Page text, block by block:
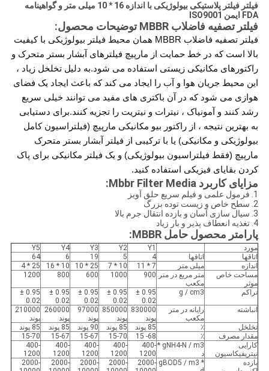
فیلتر فیلتر پلاستیکی بیولوژیکی با اندازه 16 * 10 میلی متر و گواهینامه
FDA ایمن ISO9001
فیلتر تصفیه فاضلاب MBBR توضیحات محصول:
فیلتر تصفیه فاضلاب MBBR همان محیط فیلتر بیولوژیکی با کیفیت
بالا است که در خط حمایت از مارپیچ فیلترهای آبشار بستر متحرک و
راکتورهای مکانیکی زیستی استفاده می شود.به دلیل تخلخل زیاد ،
این محیط جریان هوا و آب را ایجاد می کند که باعث ایجاد یک فضای
هوازی می شود که در آن باکتری های مفید می توانند خیلی سریع
رشد کنند و آمونیاک ، نیترات و نیتریت را تجزیه کنند.برای دستیابی
به بهترین نتیجه ، از راکتور بیو مکانیکی مارپیچ (فیلتراسیون کامل
بیولوژیکی و مکانیکی) یا با ترکیبی از فیلتر آبشار بستر متحرک
مارپیچ (فقط فیلتراسیون بیولوژیکی) و یک فیلتر مکانیکی برای پاک
کردن بقایای فیزیکی استفاده کنید.
مزایای کاربرد Mbbr Filter Media:
1. فرمول علمی و فیلم سریع حلق آویز
2. سطح خاص و زیست توده بزرگ
3. سیال سازی آسان و بازده انتقال جرم بالا
4. تغذیه انعطاف پذیر و بار زیاد
پارامتر محصول حامل MBBR:
مورد Y1
Y2
Y3
Y4
Y5
اتاقها
اتاقها 4
5
19
6
64
اندازه
میلی متر 7 * 11
10 * 7
25 * 10
10 * 16
25 * 4
مساحت خاص
موثر
متر مربع در متر
مکعب
900
1000
600
800
1200
تراکم g / cm3
0.95 ±
0.02
0.95 ±
0.02
0.95 ±
0.02
0.95 ±
0.02
0.95 ±
0.02
انباشته
رایانه در متر
مکعب
830000
پوند
850000
پوند
97000
پوند
260000
پوند
210000
پوند
تخلخل
٪ 85 پوند 85 پوند 90 پوند 85 پوند
85 پوند
مقدار مصرف
٪ 68- 15
15-70
15-67
15-67
15-70
کارایی
نیتریفیکاسیون
gNH4-N / m3 *
د
400-
1200
400-
1200
400-
1200
400-
1200
400-
1200
بازده
gBOD5 / m3 *
2000-
2000-
2000-
2000-
2000-